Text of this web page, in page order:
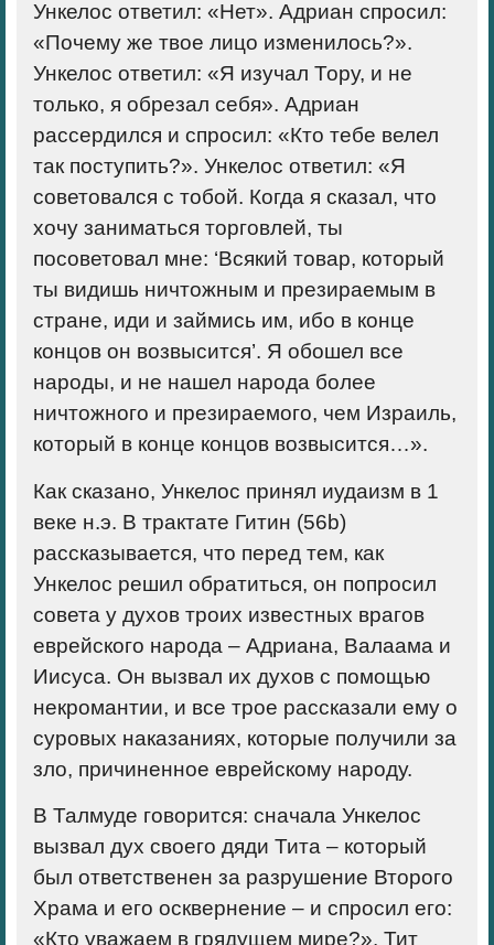
Ункелос ответил: «Нет». Адриан спросил:
«Почему же твое лицо изменилось?».
Ункелос ответил: «Я изучал Тору, и не
только, я обрезал себя». Адриан
рассердился и спросил: «Кто тебе велел
так поступить?». Ункелос ответил: «Я
советовался с тобой. Когда я сказал, что
хочу заниматься торговлей, ты
посоветовал мне: ‘Всякий товар, который
ты видишь ничтожным и презираемым в
стране, иди и займись им, ибо в конце
концов он возвысится’. Я обошел все
народы, и не нашел народа более
ничтожного и презираемого, чем Израиль,
который в конце концов возвысится…».
Как сказано, Ункелос принял иудаизм в 1
веке н.э. В трактате Гитин (56b)
рассказывается, что перед тем, как
Ункелос решил обратиться, он попросил
совета у духов троих известных врагов
еврейского народа – Адриана, Валаама и
Иисуса. Он вызвал их духов с помощью
некромантии, и все трое рассказали ему о
суровых наказаниях, которые получили за
зло, причиненное еврейскому народу.
В Талмуде говорится: сначала Ункелос
вызвал дух своего дяди Тита – который
был ответственен за разрушение Второго
Храма и его осквернение – и спросил его:
«Кто уважаем в грядущем мире?». Тит